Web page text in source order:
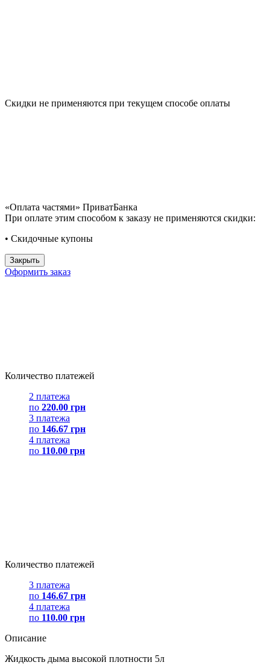
Скидки не применяются при текущем способе оплаты
«Оплата частями» ПриватБанка
При оплате этим способом к заказу не применяются скидки:
• Скидочные купоны
Закрыть
Оформить заказ
Количество платежей
2 платежа
по 220.00 грн
3 платежа
по 146.67 грн
4 платежа
по 110.00 грн
Количество платежей
3 платежа
по 146.67 грн
4 платежа
по 110.00 грн
Описание
Жидкость дыма высокой плотности 5л